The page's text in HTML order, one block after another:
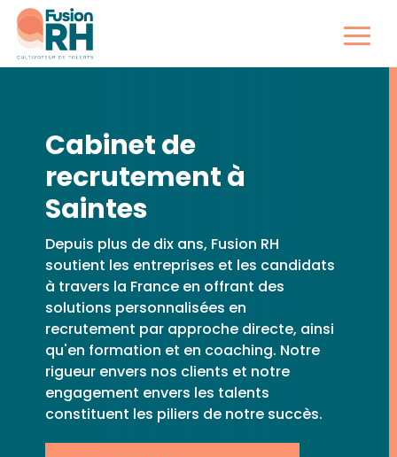
Cabinet de
recrutement à
Saintes
Depuis plus de dix ans, Fusion RH
soutient les entreprises et les candidats
à travers la France en offrant des
solutions personnalisées en
recrutement par approche directe, ainsi
qu'en formation et en coaching. Notre
rigueur envers nos clients et notre
engagement envers les talents
constituent les piliers de notre succès.